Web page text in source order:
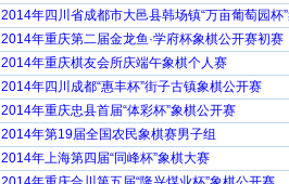
2014年四川省成都市大邑县韩场镇“万亩葡萄园杯
2014年重庆第二届金龙鱼·学府杯象棋公开赛初赛
2014年重庆棋友会所庆端午象棋个人赛
2014年四川成都“惠丰杯”街子古镇象棋公开赛
2014年重庆忠县首届“体彩杯”象棋公开赛
2014年第19届全国农民象棋赛男子组
2014年上海第四届“同峰杯”象棋大赛